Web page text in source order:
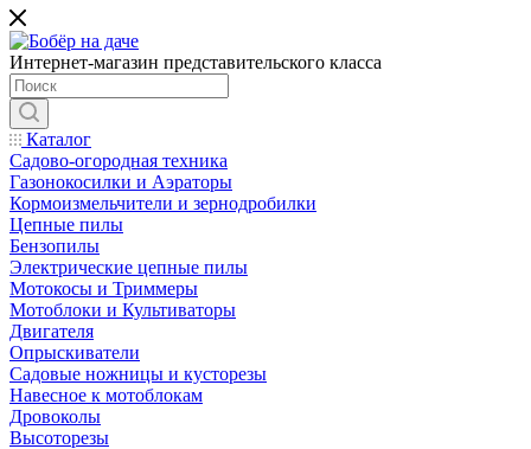
Интернет-магазин представительского класса
Каталог
Садово-огородная техника
Газонокосилки и Аэраторы
Кормоизмельчители и зернодробилки
Цепные пилы
Бензопилы
Электрические цепные пилы
Мотокосы и Триммеры
Мотоблоки и Культиваторы
Двигателя
Опрыскиватели
Садовые ножницы и кусторезы
Навесное к мотоблокам
Дровоколы
Высоторезы